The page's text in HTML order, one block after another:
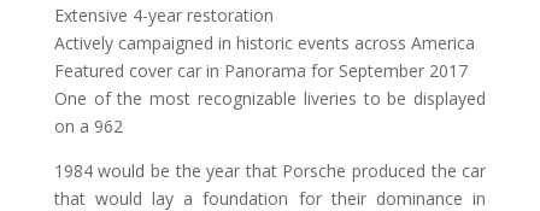
Extensive 4-year restoration
Actively campaigned in historic events across America
Featured cover car in Panorama for September 2017
One of the most recognizable liveries to be displayed
on a 962
1984 would be the year that Porsche produced the car
that would lay a foundation for their dominance in